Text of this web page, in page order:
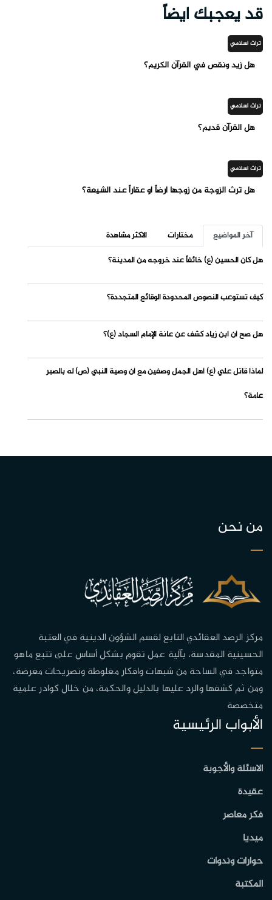
قد يعجبك ايضاً
تراث اسلامي
هل زيد ونقص في القرآن الكريم؟
تراث اسلامي
هل القرآن قديم؟
تراث اسلامي
هل ترث الزوجة من زوجها أرضاً أو عقاراً عند الشيعة؟
آخر المواضيع مختارات
الاكثر مشاهدة
هل كان الحسين (ع) خائفاً عند خروجه من المدينة؟
كيف تستوعب النصوص المحدودة الوقائع المتجددة؟
هل صح أن ابن زياد كشف عن عانة الإمام السجاد (ع)؟
لماذا قاتل علي (ع) أهل الجمل وصفين مع أن وصية النبي (ص) له بالصبر
عامة؟
من نحن
مركز الرصد العقائدي التابع لقسم الشؤون الدينية في العتبة
الحسينية المقدسة، بآلية عمل تقوم بشكل أساس على تتبع ماهو
متواجد في الساحة من شبهات وافكار مغلوطة وتصريحات مغرضة،
ومن ثم كشفها والرد عليها بالدليل والحكمة، من خلال كوادر علمية
متخصصة
الأبواب الرئيسية
الاسئلة والأجوبة
عقيدة
فكر معاصر
ميديا
حوارات وندوات
المكتبة